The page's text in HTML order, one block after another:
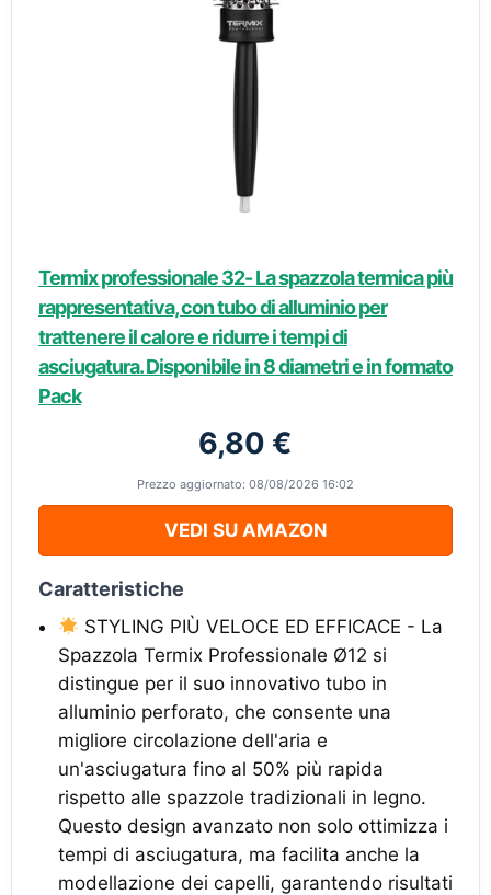
Termix professionale 32- La spazzola termica più
rappresentativa, con tubo di alluminio per
trattenere il calore e ridurre i tempi di
asciugatura. Disponibile in 8 diametri e in formato
Pack
6,80 €
Prezzo aggiornato: 08/08/2026 16:02
VEDI SU AMAZON
Caratteristiche
STYLING PIÙ VELOCE ED EFFICACE - La
Spazzola Termix Professionale Ø12 si
distingue per il suo innovativo tubo in
alluminio perforato, che consente una
migliore circolazione dell'aria e
un'asciugatura fino al 50% più rapida
rispetto alle spazzole tradizionali in legno.
Questo design avanzato non solo ottimizza i
tempi di asciugatura, ma facilita anche la
modellazione dei capelli, garantendo risultati